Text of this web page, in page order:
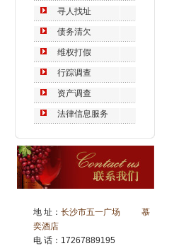
地 址： 长沙市五一广场 慕
奕酒店
电 话：17267889195
寻人找址
债务清欠
维权打假
行踪调查
资产调查
法律信息服务